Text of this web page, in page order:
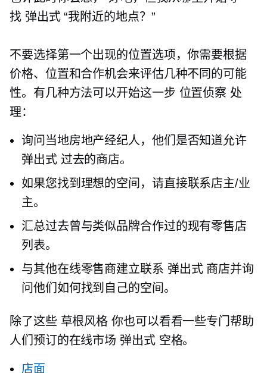
找 弹出式“我附近的地点？”
不要选择第一个出现的位置选项，你需要根据
价格、位置和合作机会来评估几种不同的可能
性。有几种方法可以开始这一步 位置侦察 处
理：
询问当地房地产经纪人，他们是否知道允许
弹出式过去的商店。
如果您找到理想的空间，请直接联系店主/业
主。
汇总过去曾与类似品牌合作过的现有零售店
列表。
与其他在线零售商建立联系 弹出式商店并询
问他们如何找到自己的空间。
除了这些 草根风格 你也可以看看一些专门帮助
人们预订的在线市场 弹出式空格。
店面